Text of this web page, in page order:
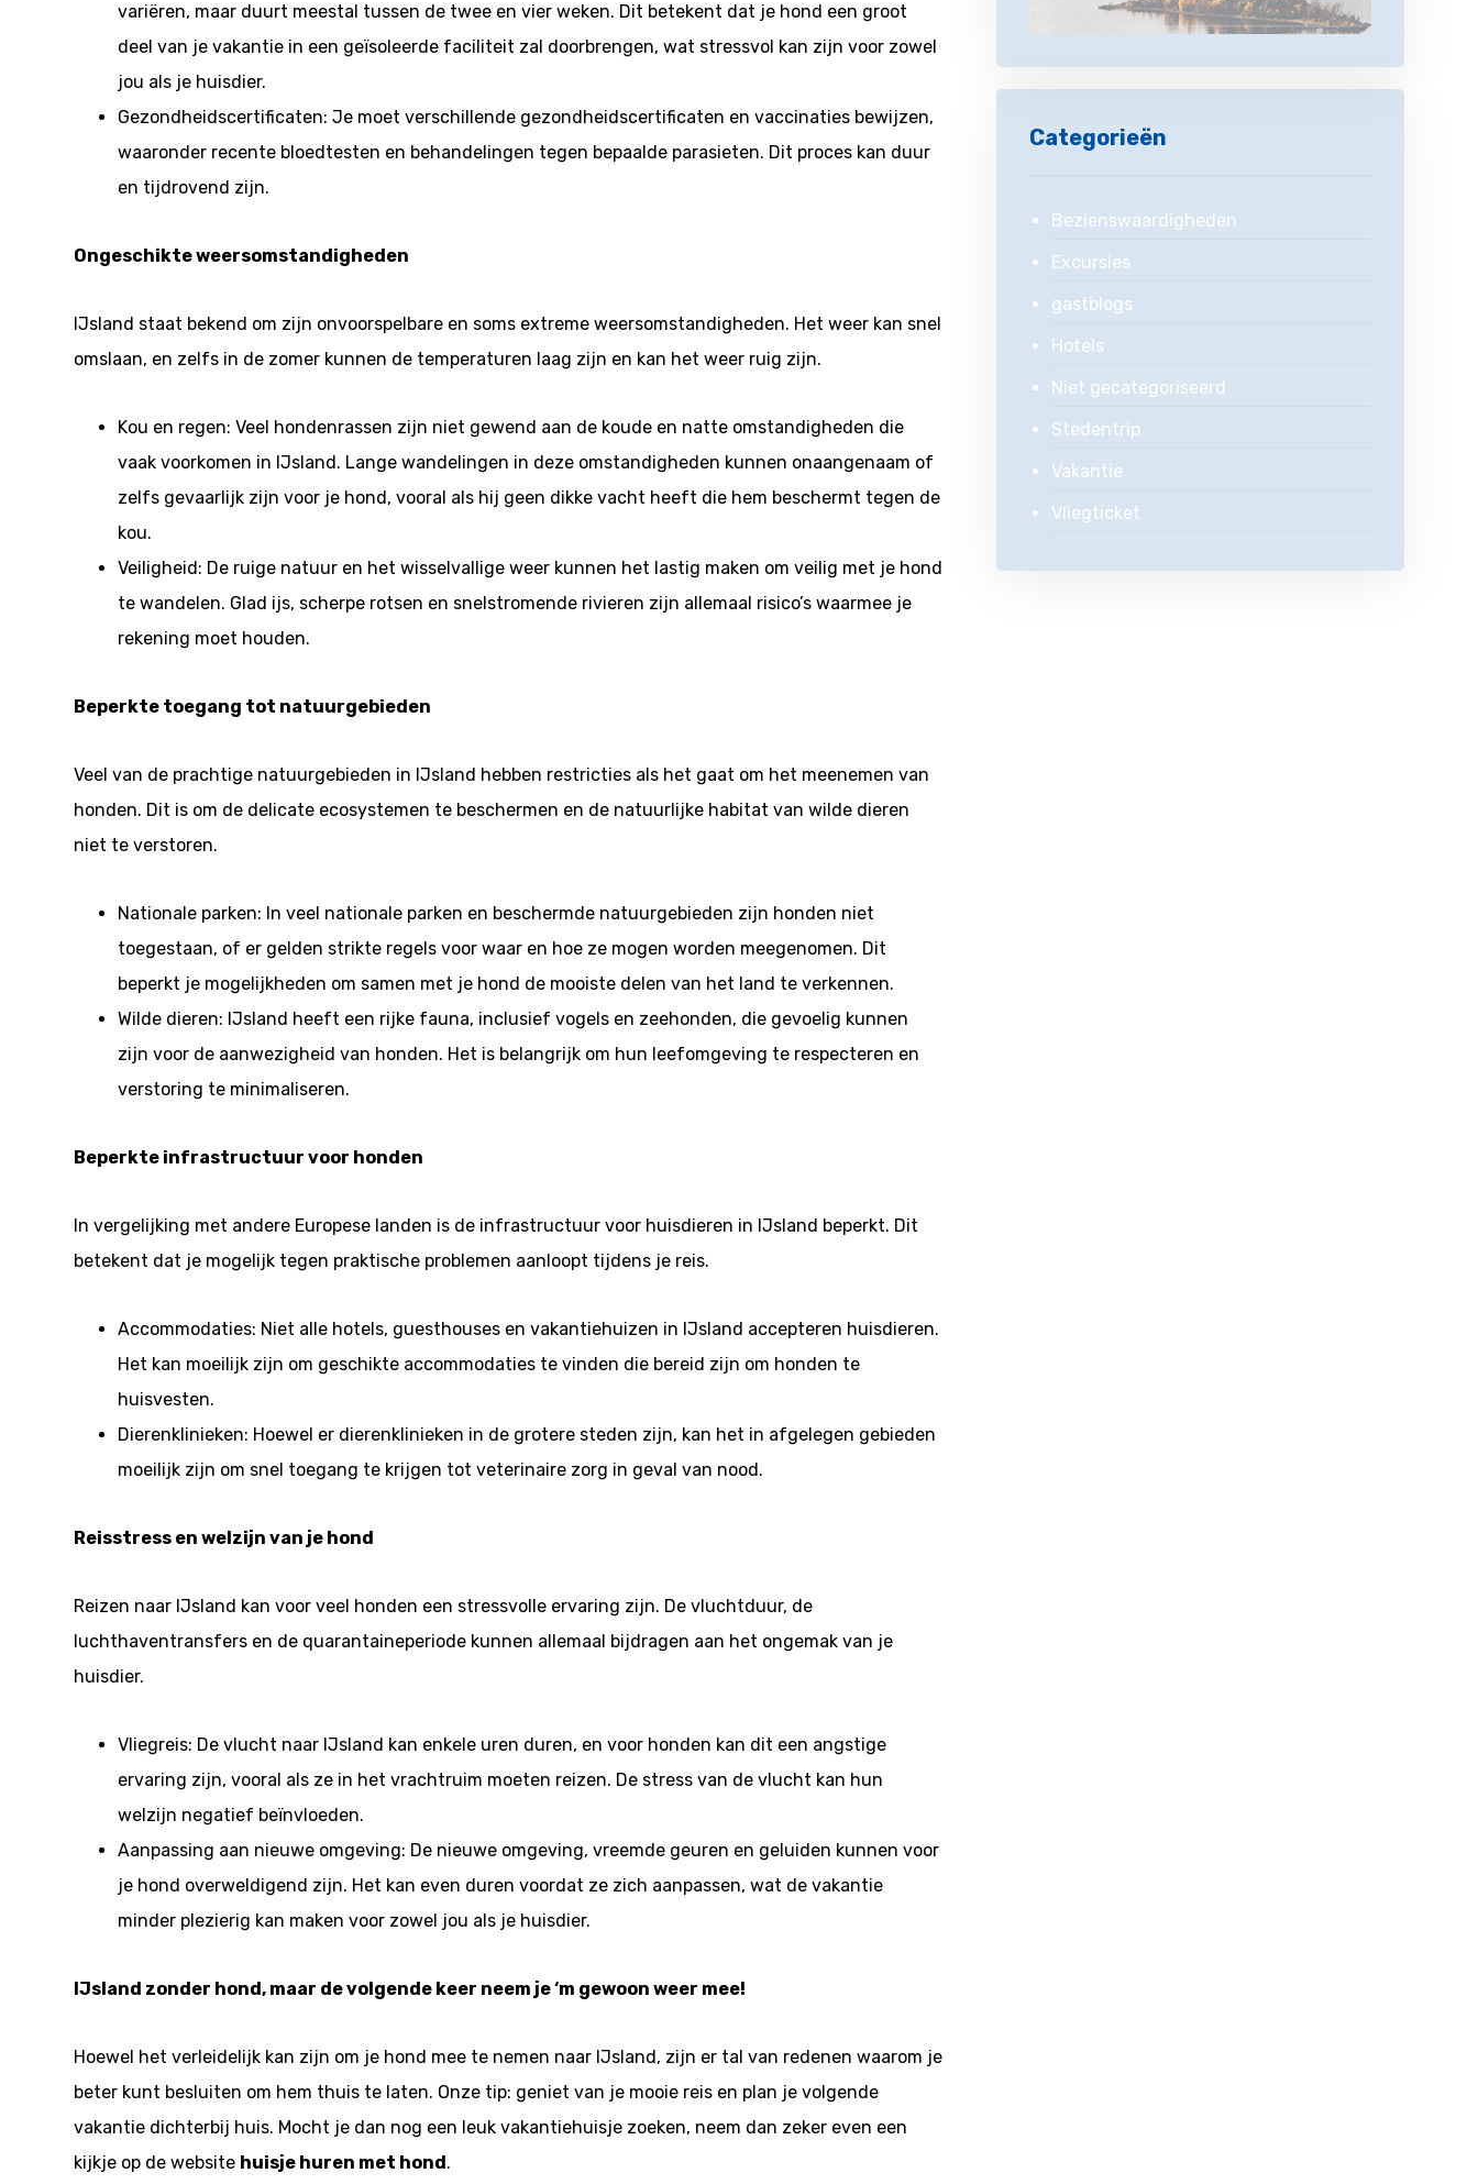
variëren, maar duurt meestal tussen de twee en vier weken. Dit betekent dat je hond een groot
deel van je vakantie in een geïsoleerde faciliteit zal doorbrengen, wat stressvol kan zijn voor zowel
jou als je huisdier.
Gezondheidscertificaten: Je moet verschillende gezondheidscertificaten en vaccinaties bewijzen,
waaronder recente bloedtesten en behandelingen tegen bepaalde parasieten. Dit proces kan duur
en tijdrovend zijn.
Ongeschikte weersomstandigheden
IJsland staat bekend om zijn onvoorspelbare en soms extreme weersomstandigheden. Het weer kan snel
omslaan, en zelfs in de zomer kunnen de temperaturen laag zijn en kan het weer ruig zijn.
Kou en regen: Veel hondenrassen zijn niet gewend aan de koude en natte omstandigheden die
vaak voorkomen in IJsland. Lange wandelingen in deze omstandigheden kunnen onaangenaam of
zelfs gevaarlijk zijn voor je hond, vooral als hij geen dikke vacht heeft die hem beschermt tegen de
kou.
Veiligheid: De ruige natuur en het wisselvallige weer kunnen het lastig maken om veilig met je hond
te wandelen. Glad ijs, scherpe rotsen en snelstromende rivieren zijn allemaal risico’s waarmee je
rekening moet houden.
Beperkte toegang tot natuurgebieden
Veel van de prachtige natuurgebieden in IJsland hebben restricties als het gaat om het meenemen van
honden. Dit is om de delicate ecosystemen te beschermen en de natuurlijke habitat van wilde dieren
niet te verstoren.
Nationale parken: In veel nationale parken en beschermde natuurgebieden zijn honden niet
toegestaan, of er gelden strikte regels voor waar en hoe ze mogen worden meegenomen. Dit
beperkt je mogelijkheden om samen met je hond de mooiste delen van het land te verkennen.
Wilde dieren: IJsland heeft een rijke fauna, inclusief vogels en zeehonden, die gevoelig kunnen
zijn voor de aanwezigheid van honden. Het is belangrijk om hun leefomgeving te respecteren en
verstoring te minimaliseren.
Beperkte infrastructuur voor honden
In vergelijking met andere Europese landen is de infrastructuur voor huisdieren in IJsland beperkt. Dit
betekent dat je mogelijk tegen praktische problemen aanloopt tijdens je reis.
Accommodaties: Niet alle hotels, guesthouses en vakantiehuizen in IJsland accepteren huisdieren.
Het kan moeilijk zijn om geschikte accommodaties te vinden die bereid zijn om honden te
huisvesten.
Dierenklinieken: Hoewel er dierenklinieken in de grotere steden zijn, kan het in afgelegen gebieden
moeilijk zijn om snel toegang te krijgen tot veterinaire zorg in geval van nood.
Reisstress en welzijn van je hond
Reizen naar IJsland kan voor veel honden een stressvolle ervaring zijn. De vluchtduur, de
luchthaventransfers en de quarantaineperiode kunnen allemaal bijdragen aan het ongemak van je
huisdier.
Vliegreis: De vlucht naar IJsland kan enkele uren duren, en voor honden kan dit een angstige
ervaring zijn, vooral als ze in het vrachtruim moeten reizen. De stress van de vlucht kan hun
welzijn negatief beïnvloeden.
Aanpassing aan nieuwe omgeving: De nieuwe omgeving, vreemde geuren en geluiden kunnen voor
je hond overweldigend zijn. Het kan even duren voordat ze zich aanpassen, wat de vakantie
minder plezierig kan maken voor zowel jou als je huisdier.
IJsland zonder hond, maar de volgende keer neem je ‘m gewoon weer mee!
Hoewel het verleidelijk kan zijn om je hond mee te nemen naar IJsland, zijn er tal van redenen waarom je
beter kunt besluiten om hem thuis te laten. Onze tip: geniet van je mooie reis en plan je volgende
vakantie dichterbij huis. Mocht je dan nog een leuk vakantiehuisje zoeken, neem dan zeker even een
kijkje op de website huisje huren met hond .
Categorieën
Bezienswaardigheden
Excursies
gastblogs
Hotels
Niet gecategoriseerd
Stedentrip
Vakantie
Vliegticket